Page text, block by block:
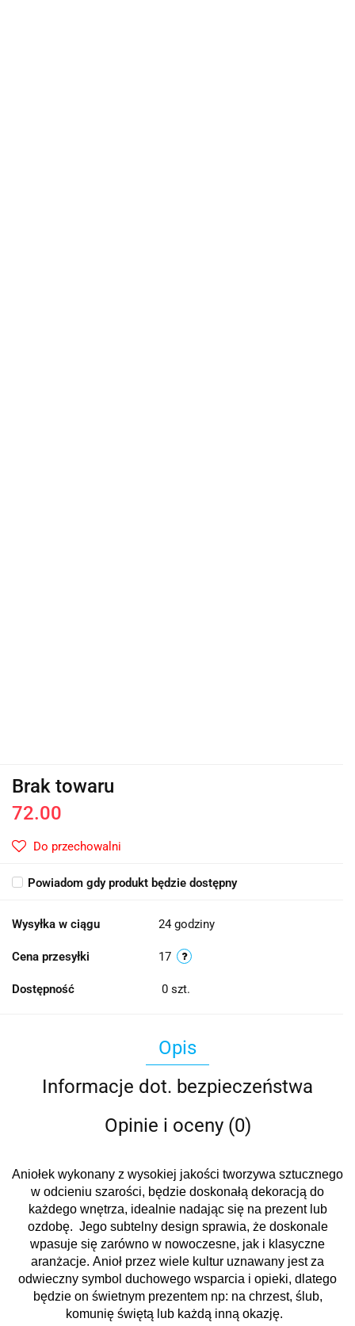
Brak towaru
72.00
Do przechowalni
Powiadom gdy produkt będzie dostępny
Wysyłka w ciągu 24 godziny
Cena przesyłki 17
Dostępność 0 szt.
Opis
Informacje dot. bezpieczeństwa
Opinie i oceny (0)
Aniołek wykonany z wysokiej jakości tworzywa sztucznego
w odcieniu szarości, będzie doskonałą dekoracją do
każdego wnętrza, idealnie nadając się na prezent lub
ozdobę. Jego subtelny design sprawia, że doskonale
wpasuje się zarówno w nowoczesne, jak i klasyczne
aranżacje. Anioł przez wiele kultur uznawany jest za
odwieczny symbol duchowego wsparcia i opieki, dlatego
będzie on świetnym prezentem np: na chrzest, ślub,
komunię świętą lub każdą inną okazję.